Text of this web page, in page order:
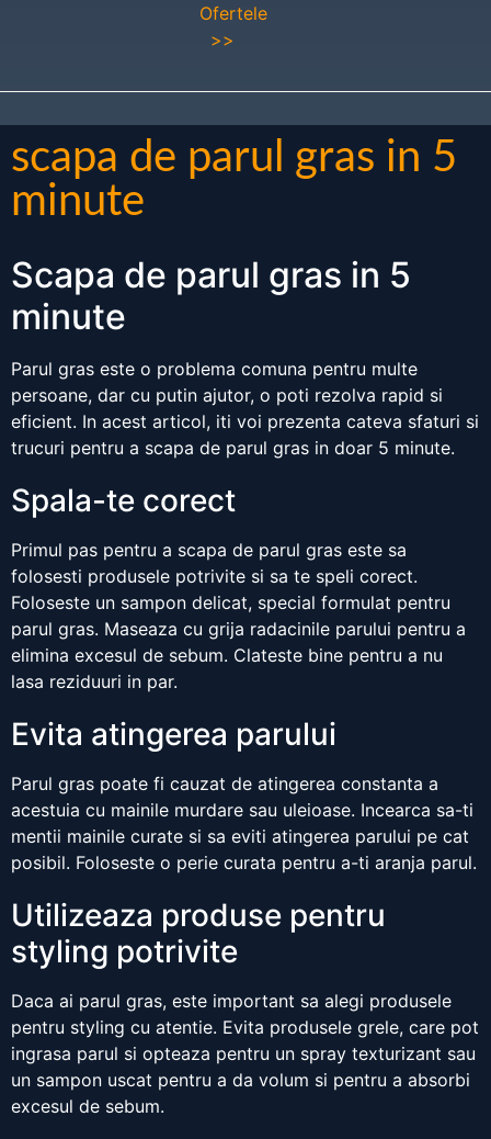
Ofertele
>>
scapa de parul gras in 5
minute
Scapa de parul gras in 5
minute
Parul gras este o problema comuna pentru multe
persoane, dar cu putin ajutor, o poti rezolva rapid si
eficient. In acest articol, iti voi prezenta cateva sfaturi si
trucuri pentru a scapa de parul gras in doar 5 minute.
Spala-te corect
Primul pas pentru a scapa de parul gras este sa
folosesti produsele potrivite si sa te speli corect.
Foloseste un sampon delicat, special formulat pentru
parul gras. Maseaza cu grija radacinile parului pentru a
elimina excesul de sebum. Clateste bine pentru a nu
lasa reziduuri in par.
Evita atingerea parului
Parul gras poate fi cauzat de atingerea constanta a
acestuia cu mainile murdare sau uleioase. Incearca sa-ti
mentii mainile curate si sa eviti atingerea parului pe cat
posibil. Foloseste o perie curata pentru a-ti aranja parul.
Utilizeaza produse pentru
styling potrivite
Daca ai parul gras, este important sa alegi produsele
pentru styling cu atentie. Evita produsele grele, care pot
ingrasa parul si opteaza pentru un spray texturizant sau
un sampon uscat pentru a da volum si pentru a absorbi
excesul de sebum.